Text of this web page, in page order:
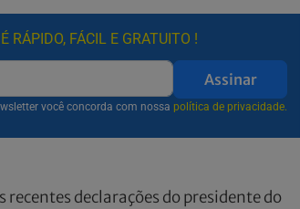
É RÁPIDO, FÁCIL E GRATUITO !
Assinar
você concorda com nossa política de privacidade.
declarações do presidente do